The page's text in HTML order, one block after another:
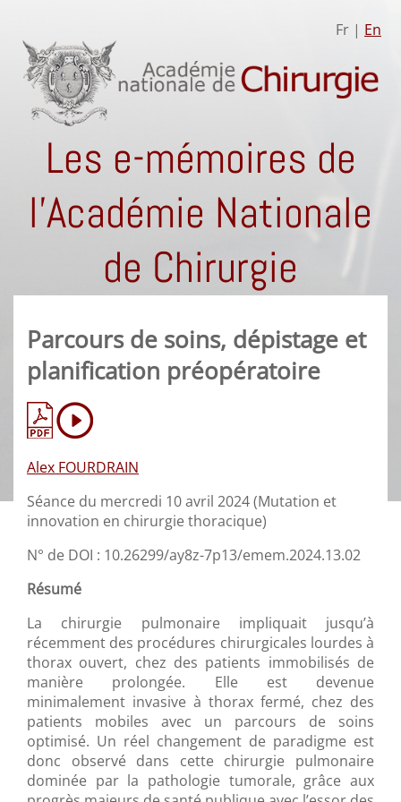
Fr | En
Les e-mémoires de
l'Académie Nationale
de Chirurgie
Parcours de soins, dépistage et
planification préopératoire
Alex FOURDRAIN
Séance du mercredi 10 avril 2024 (Mutation et
innovation en chirurgie thoracique)
N° de DOI : 10.26299/ay8z-7p13/emem.2024.13.02
Résumé
La chirurgie pulmonaire impliquait jusqu’à
récemment des procédures chirurgicales lourdes à
thorax ouvert, chez des patients immobilisés de
manière prolongée. Elle est devenue
minimalement invasive à thorax fermé, chez des
patients mobiles avec un parcours de soins
optimisé. Un réel changement de paradigme est
donc observé dans cette chirurgie pulmonaire
dominée par la pathologie tumorale, grâce aux